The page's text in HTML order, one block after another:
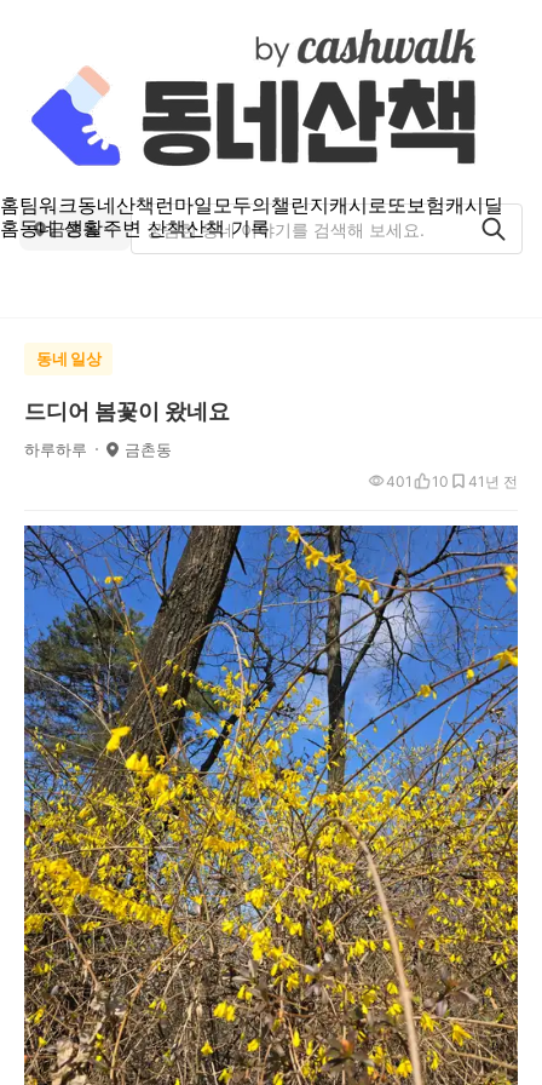
홈팀워크동네산책런마일모두의챌린지캐시로또보험캐시딜
홈동네 생활주변 산책산책 기록
금촌동
동네 일상
드디어 봄꽃이 왔네요
하루하루 금촌동
1년 전
401 10 4